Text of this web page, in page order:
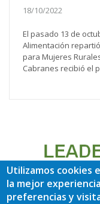
18/10/2022
El pasado 13 de
Alimentación
para Mujeres
Cabranes recibió el
Utilizamos cookies
la mejor
preferencias y